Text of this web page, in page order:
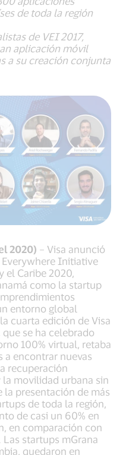
de toda la región
de VEI 2017,
aplicación móvil
a su creación conjunta
2020) – Visa anunció
Initiative
el Caribe 2020,
como la startup
entorno global
cuarta edición de Visa
se ha celebrado
100% virtual, retaba
a encontrar nuevas
recuperación
movilidad urbana sin
presentación de más
de toda la región,
de casi un 60% en
en comparación con
startups mGrana
quedaron en